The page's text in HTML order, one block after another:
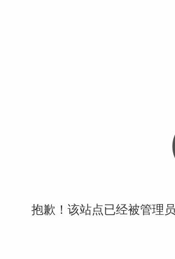
抱歉！该站点已经被管理